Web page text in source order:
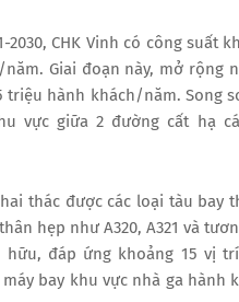
2030, CHK Vinh có công
Giai đoạn này, mở rộng
triệu hành khách/năm. Song
vực giữa 2 đường cất hạ
thác được các loại tàu bay
hẹp như A320, A321 và
hữu, đáp ứng khoảng 15 vị
bay khu vực nhà ga hành